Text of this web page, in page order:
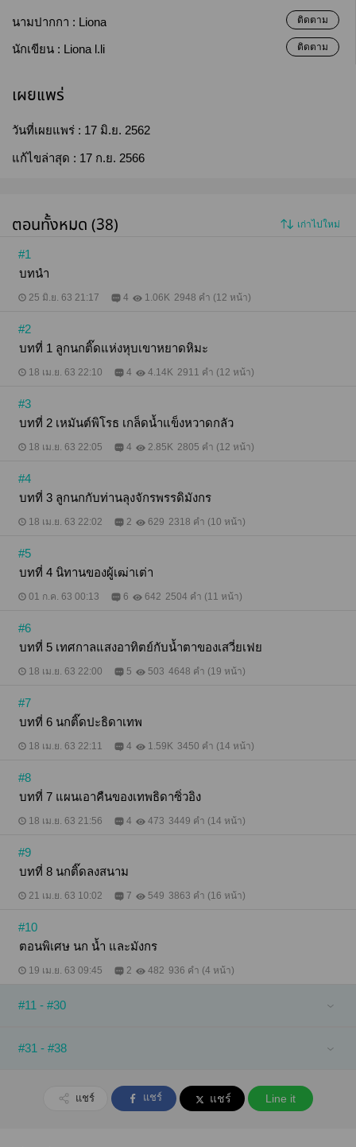
นามปากกา : Liona ติดตาม
นักเขียน : Liona l.li ติดตาม
เผยแพร่
วันที่เผยแพร่ : 17 มิ.ย. 2562
แก้ไขล่าสุด : 17 ก.ย. 2566
ตอนทั้งหมด (38) เก่าไปใหม่
#1
บทนำ
25 มิ.ย. 63 21:17 4 1.06K 2948 คำ (12 หน้า)
#2
บทที่ 1 ลูกนกติ๊ดแห่งหุบเขาหยาดหิมะ
18 เม.ย. 63 22:10 4 4.14K 2911 คำ (12 หน้า)
#3
บทที่ 2 เหมันต์พิโรธ เกล็ดน้ำแข็งหวาดกลัว
18 เม.ย. 63 22:05 4 2.85K 2805 คำ (12 หน้า)
#4
บทที่ 3 ลูกนกกับท่านลุงจักรพรรดิมังกร
18 เม.ย. 63 22:02 2 629 2318 คำ (10 หน้า)
#5
บทที่ 4 นิทานของผู้เฒ่าเต่า
01 ก.ค. 63 00:13 6 642 2504 คำ (11 หน้า)
#6
บทที่ 5 เทศกาลแสงอาทิตย์กับน้ำตาของเสวี่ยเฟย
18 เม.ย. 63 22:00 5 503 4648 คำ (19 หน้า)
#7
บทที่ 6 นกติ๊ดปะธิดาเทพ
18 เม.ย. 63 22:11 4 1.59K 3450 คำ (14 หน้า)
#8
บทที่ 7 แผนเอาคืนของเทพธิดาซิ่วอิง
18 เม.ย. 63 21:56 4 473 3449 คำ (14 หน้า)
#9
บทที่ 8 นกติ๊ดลงสนาม
21 เม.ย. 63 10:02 7 549 3863 คำ (16 หน้า)
#10
ตอนพิเศษ นก น้ำ และมังกร
19 เม.ย. 63 09:45 2 482 936 คำ (4 หน้า)
#11 - #30
#31 - #38
แชร์ แชร์ แชร์ Line it